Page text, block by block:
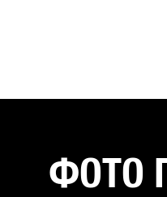
ФОТО